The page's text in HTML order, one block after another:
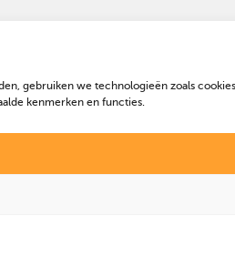
gebruiken we technologieën zoals
kenmerken en functies.